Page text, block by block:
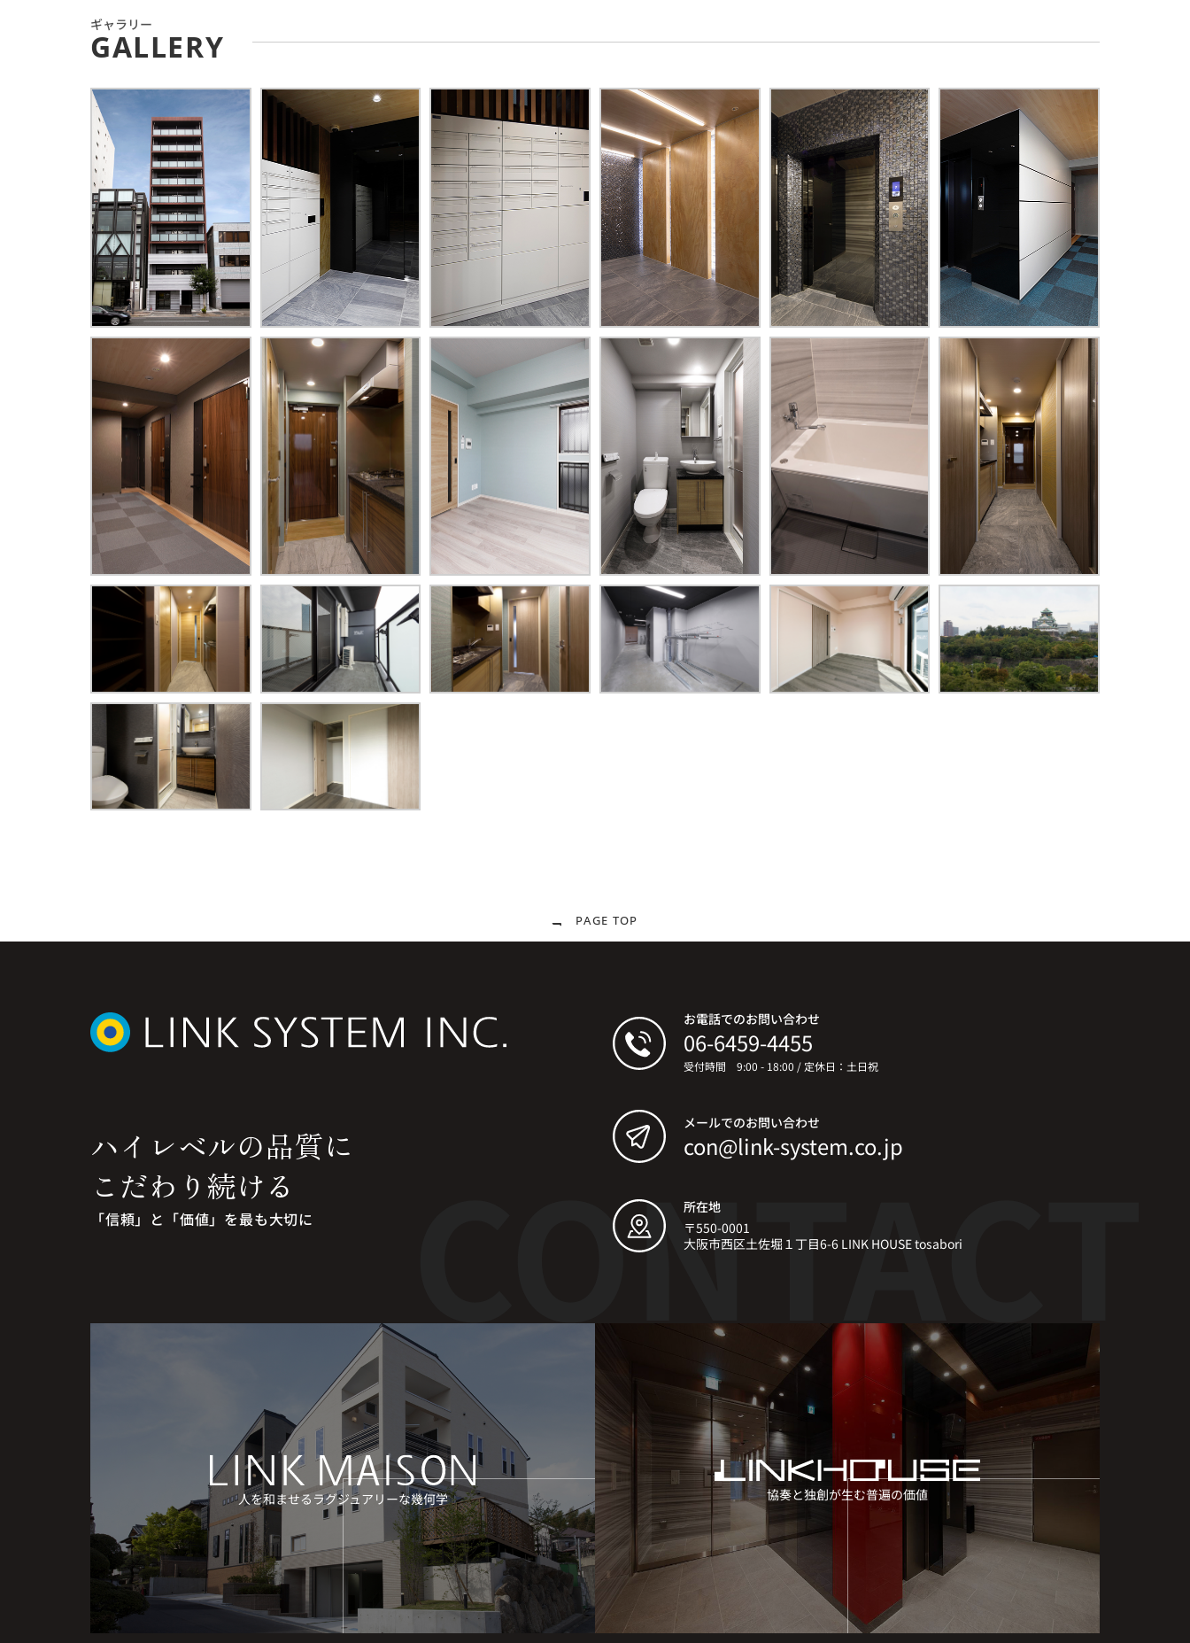
ギャラリー
GALLERY
PAGE TOP
ハイレベルの品質に
こだわり続ける
「信頼」と「価値」を最も大切に
お電話でのお問い合わせ
06-6459-4455
受付時間 9:00 - 18:00 / 定休日：土日祝
メールでのお問い合わせ
con@link-system.co.jp
所在地
〒550-0001
大阪市西区土佐堀１丁目6-6 LINK HOUSE tosabori
人を和ませるラグジュアリーな幾何学 協奏と独創が生む普遍の価値